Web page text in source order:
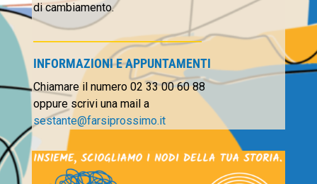
di cambiamento.
__________________________________
INFORMAZIONI E APPUNTAMENTI
Chiamare il numero 02 33 00 60 88
oppure scrivi una mail a
sestante@farsiprossimo.it